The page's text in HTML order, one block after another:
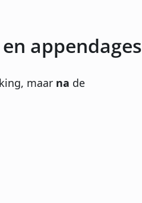
appendages
maar na de